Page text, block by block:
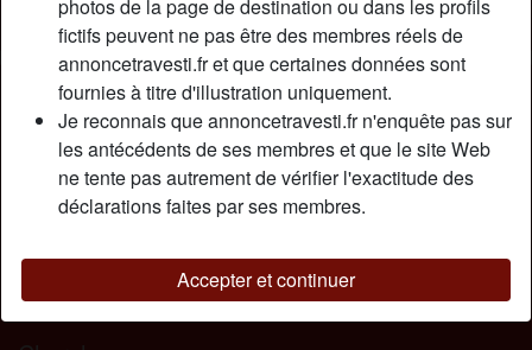
photos de la page de destination ou dans les profils
fictifs peuvent ne pas être des membres réels de
annoncetravesti.fr et que certaines données sont
fournies à titre d'illustration uniquement.
Je reconnais que annoncetravesti.fr n'enquête pas sur
les antécédents de ses membres et que le site Web
ne tente pas autrement de vérifier l'exactitude des
déclarations faites par ses membres.
Accepter et continuer
Fumeur(euse):
Oui
Description
Je suis une transex MTF, homme transformé en femme.
J’aime qu’un homme s’amuse avec mon sexe me
sodomise, avec ou sans jouets. J’aime que l’on me prenne
par surprise. Je suis soumise a tout désirs sexuels, je suis
n’est pas celle d’un mannequin mais un homme pourra
largement s’amuser et faire tout ce qu’il désir.